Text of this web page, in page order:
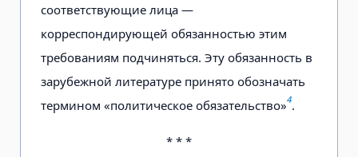
соответствующие лица —
корреспондирующей обязанностью этим
требованиям подчиняться. Эту обязанность в
зарубежной литературе принято обозначать
термином «политическое обязательство»4.
* * *